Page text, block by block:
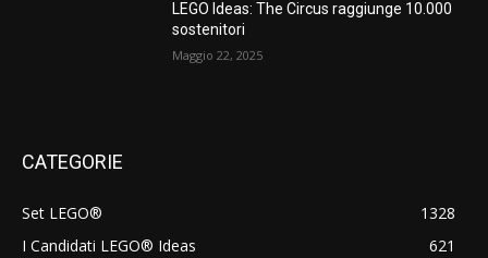
LEGO Ideas: The Circus raggiunge 10.000
sostenitori
Maggio 22, 2025
CATEGORIE
Set LEGO®
1328
I Candidati LEGO® Ideas
621